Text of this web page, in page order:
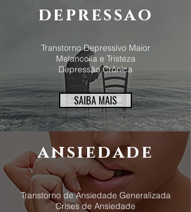
depressao
Transtorno Depressivo Maior
Melancolia e Tristeza
Depressão Crônica
SAIBA MAIS
ansiedade
Transtorno de Ansiedade Generalizada
Crises de Ansiedade